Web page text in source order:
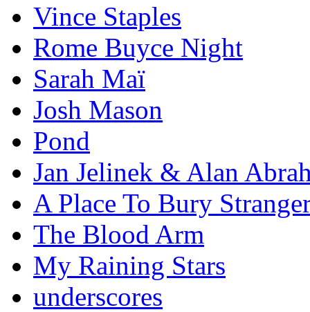
Vince Staples
Rome Buyce Night
Sarah Maï
Josh Mason
Pond
Jan Jelinek & Alan
A Place To Bury
The Blood Arm
My Raining Stars
underscores